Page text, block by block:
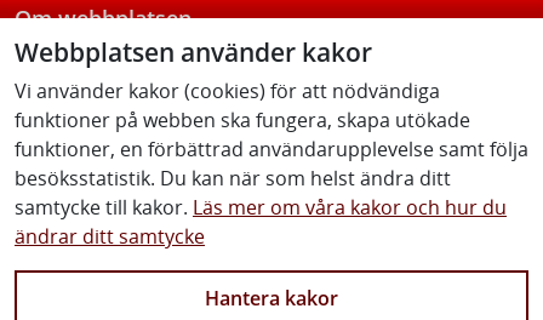
Webbplatsen använder kakor
Vi använder kakor (cookies) för att nödvändiga
funktioner på webben ska fungera, skapa utökade
funktioner, en förbättrad användarupplevelse samt följa
besöksstatistik. Du kan när som helst ändra ditt
samtycke till kakor. Läs mer om våra kakor och hur du
ändrar ditt samtycke
Hantera kakor
Om webbplatsen
Tillgänglighetsredogörelse
Följ oss
Facebook Youtube